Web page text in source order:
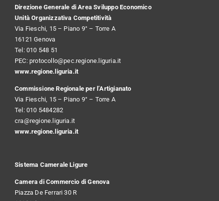
Direzione Generale di Area Sviluppo Economico
Unità Organizzativa Competitività
Via Fieschi, 15 – Piano 9° – Torre A
16121 Genova
Tel: 010 548 51
PEC: protocollo@pec.regione.liguria.it
www.regione.liguria.it
Commissione Regionale per l’Artigianato
Via Fieschi, 15 – Piano 9° – Torre A
Tel: 010 5484282
cra@regione.liguria.it
www.regione.liguria.it
Sistema Camerale Ligure
Camera di Commercio di Genova
Piazza De Ferrari 30 R